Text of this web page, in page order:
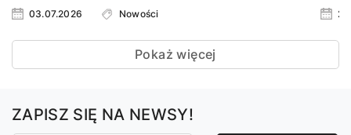
03.07.2026 Nowości
Pokaż więcej
ZAPISZ SIĘ NA NEWSY!